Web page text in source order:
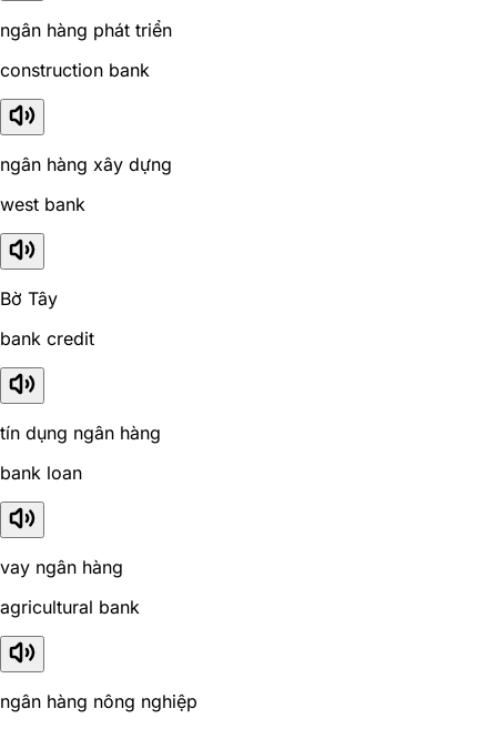
ngân hàng phát triển
construction bank
ngân hàng xây dựng
west bank
Bờ Tây
bank credit
tín dụng ngân hàng
bank loan
vay ngân hàng
agricultural bank
ngân hàng nông nghiệp